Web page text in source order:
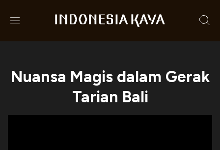
Nuansa Magis dalam Gerak
Tarian Bali